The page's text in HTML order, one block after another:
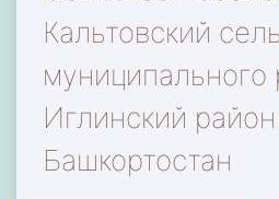
Кальтовский
муниципального
Иглинский
Башкортостан